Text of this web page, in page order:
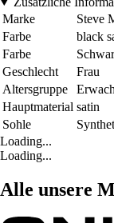
Marke
Steve
Farbe
black
Farbe
Geschlecht
Frau
Altersgruppe
Hauptmaterial satin
Sohle
Loading...
Loading...
Alle unsere